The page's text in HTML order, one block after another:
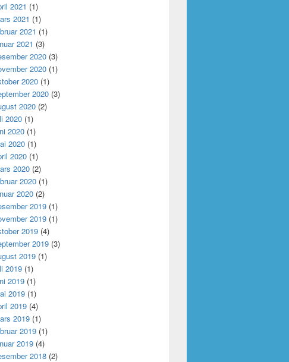
2021 (1)
2021 (1)
2021 (1)
2021 (3)
2020 (3)
2020 (1)
2020 (1)
2020 (3)
2020 (2)
2020 (1)
2020 (1)
2020 (1)
2020 (1)
2020 (2)
2020 (1)
2020 (2)
2019 (1)
2019 (1)
2019 (4)
2019 (3)
2019 (1)
2019 (1)
2019 (1)
2019 (1)
2019 (4)
2019 (1)
2019 (1)
2019 (4)
2018 (2)